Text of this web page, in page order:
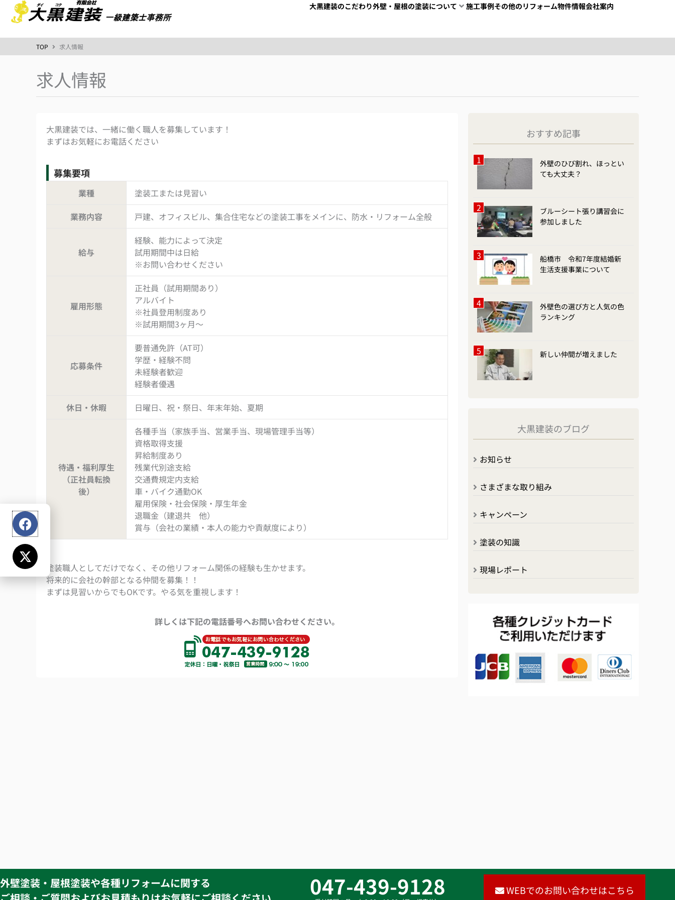
ス
キ
大黒建装のこだわり外壁・屋根の塗装について 施工事例その他のリフォーム物件情報会社案内
TOP 求人情報
求人情報
大黒建装では、一緒に働く職人を募集しています！
まずはお気軽にお電話ください
募集要項
業種
塗装工または見習い
業務内容
戸建、オフィスビル、集合住宅などの塗装工事をメインに、防水・リフォーム全般
給与
経験、能力によって決定
試用期間中は日給
※お問い合わせください
雇用形態
正社員（試用期間あり）
アルバイト
※社員登用制度あり
※試用期間3ヶ月〜
応募条件
要普通免許（AT可）
学歴・経験不問
未経験者歓迎
経験者優遇
休日・休暇
日曜日、祝・祭日、年末年始、夏期
待遇・福利厚生
（正社員転換
後）
各種手当（家族手当、営業手当、現場管理手当等）
資格取得支援
昇給制度あり
残業代別途支給
交通費規定内支給
車・バイク通勤OK
雇用保険・社会保険・厚生年金
退職金（建退共 他）
賞与（会社の業績・本人の能力や貢献度により）
塗装職人としてだけでなく、その他リフォーム関係の経験も生かせます。
将来的に会社の幹部となる仲間を募集！！
まずは見習いからでもOKです。やる気を重視します！
詳しくは下記の電話番号へお問い合わせください。
おすすめ記事
外壁のひび割れ、ほっとい
ても大丈夫？
ブルーシート張り講習会に
参加しました
船橋市 令和7年度結婚新
生活支援事業について
外壁色の選び方と人気の色
ランキング
新しい仲間が増えました
大黒建装のブログ
お知らせ
さまざまな取り組み
キャンペーン
塗装の知識
現場レポート
外壁塗装・屋根塗装や各種リフォームに関する
047-439-9128 WEBでのお問い合わせはこちら
Facebook
X-
twitter